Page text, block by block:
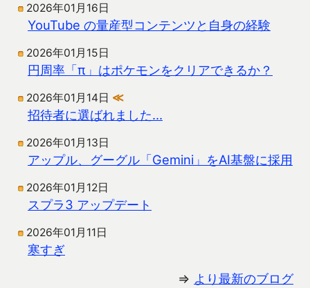
2026年01月16日
YouTube の量産型コンテンツと自身の経験
2026年01月15日
円周率「π」はポケモンをクリアできるか？
2026年01月14日 ≪
招待者に選ばれました…
2026年01月13日
アップル、グーグル「Gemini」をAI基盤に採用
2026年01月12日
スプラ3 アップデート
2026年01月11日
寒すぎ
⇒ より最新のブログ